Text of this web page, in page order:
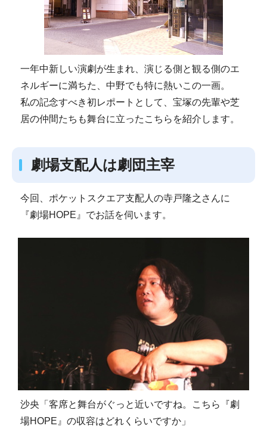
一年中新しい演劇が生まれ、演じる側と観る側のエ
ネルギーに満ちた、中野でも特に熱いこの一画。
私の記念すべき初レポートとして、宝塚の先輩や芝
居の仲間たちも舞台に立ったこちらを紹介します。
劇場支配人は劇団主宰
今回、ポケットスクエア支配人の寺戸隆之さんに
『劇場HOPE』でお話を伺います。
沙央「客席と舞台がぐっと近いですね。こちら『劇
場HOPE』の収容はどれくらいですか」